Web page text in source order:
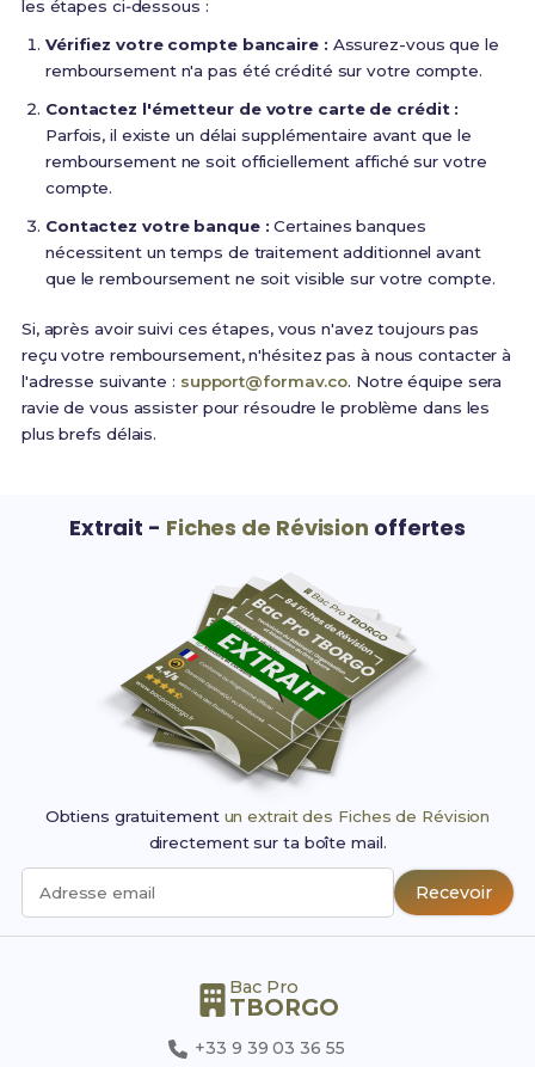
les étapes ci‑dessous :
Vérifiez votre compte bancaire : Assurez-vous que le
remboursement n'a pas été crédité sur votre compte.
Contactez l'émetteur de votre carte de crédit :
Parfois, il existe un délai supplémentaire avant que le
remboursement ne soit officiellement affiché sur votre
compte.
Contactez votre banque : Certaines banques
nécessitent un temps de traitement additionnel avant
que le remboursement ne soit visible sur votre compte.
Si, après avoir suivi ces étapes, vous n'avez toujours pas
reçu votre remboursement, n'hésitez pas à nous contacter à
l'adresse suivante : support@formav.co. Notre équipe sera
ravie de vous assister pour résoudre le problème dans les
plus brefs délais.
Extrait - Fiches de Révision offertes
Obtiens gratuitement un extrait des Fiches de Révision
directement sur ta boîte mail.
Adresse email Recevoir
Bac Pro
TBORGO
+33 9 39 03 36 55